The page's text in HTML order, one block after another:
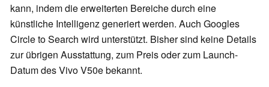
kann, indem die erweiterten Bereiche durch eine
künstliche Intelligenz generiert werden. Auch Googles
Circle to Search wird unterstützt. Bisher sind keine Details
zur übrigen Ausstattung, zum Preis oder zum Launch-
Datum des Vivo V50e bekannt.